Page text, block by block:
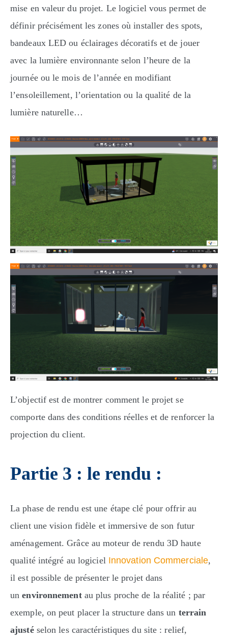
mise en valeur du projet. Le logiciel vous permet de
définir précisément les zones où installer des spots,
bandeaux LED ou éclairages décoratifs et de jouer
avec la lumière environnante selon l’heure de la
journée ou le mois de l’année en modifiant
l’ensoleillement, l’orientation ou la qualité de la
lumière naturelle…
L’objectif est de montrer comment le projet se
comporte dans des conditions réelles et de renforcer la
projection du client.
Partie 3 : le rendu :
La phase de rendu est une étape clé pour offrir au
client une vision fidèle et immersive de son futur
aménagement. Grâce au moteur de rendu 3D haute
qualité intégré au logiciel Innovation Commerciale,
il est possible de présenter le projet dans
unenvironnement au plus proche de la réalité ; par
exemple, on peut placer la structure dans un terrain
ajustéselon les caractéristiques du site : relief,